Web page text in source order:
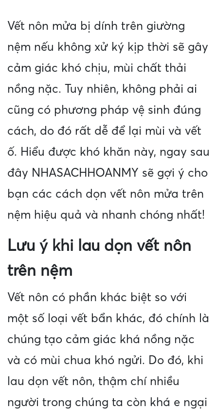
Vết nôn mửa bị dính trên giường
nệm nếu không xử ký kịp thời sẽ gây
cảm giác khó chịu, mùi chất thải
nồng nặc. Tuy nhiên, không phải ai
cũng có phương pháp vệ sinh đúng
cách, do đó rất dễ để lại mùi và vết
ố. Hiểu được khó khăn này, ngay sau
đây NHASACHHOANMY sẽ gợi ý cho
bạn các cách dọn vết nôn mửa trên
nệm hiệu quả và nhanh chóng nhất!
Lưu ý khi lau dọn vết nôn
trên nệm
Vết nôn có phần khác biệt so với
một số loại vết bẩn khác, đó chính là
chúng tạo cảm giác khá nồng nặc
và có mùi chua khó ngửi. Do đó, khi
lau dọn vết nôn, thậm chí nhiều
người trong chúng ta còn khá e ngại